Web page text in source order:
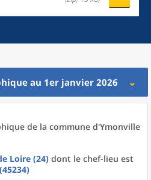
au 1er janvier 2026
de la commune d'Ymonville
Loire (24) dont le chef-lieu est